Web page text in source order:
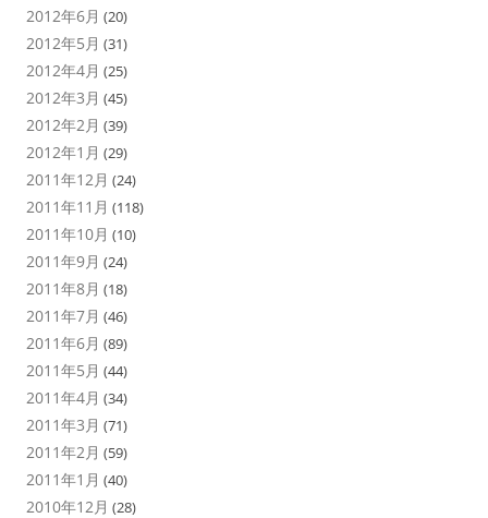
2012年6月 (20)
2012年5月 (31)
2012年4月 (25)
2012年3月 (45)
2012年2月 (39)
2012年1月 (29)
2011年12月 (24)
2011年11月 (118)
2011年10月 (10)
2011年9月 (24)
2011年8月 (18)
2011年7月 (46)
2011年6月 (89)
2011年5月 (44)
2011年4月 (34)
2011年3月 (71)
2011年2月 (59)
2011年1月 (40)
2010年12月 (28)